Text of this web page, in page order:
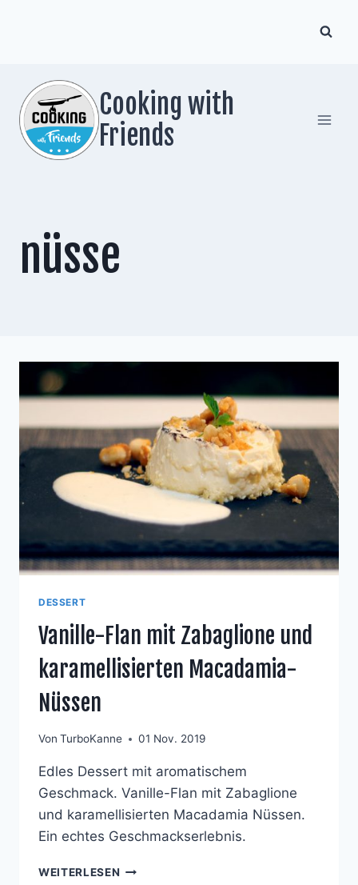
Cooking with
Friends
nüsse
DESSERT
Vanille-Flan mit Zabaglione und
karamellisierten Macadamia-
Nüssen
Von TurboKanne 01 Nov. 2019
Edles Dessert mit aromatischem
Geschmack. Vanille-Flan mit Zabaglione
und karamellisierten Macadamia Nüssen.
Ein echtes Geschmackserlebnis.
WEITERLESEN VANILLE-